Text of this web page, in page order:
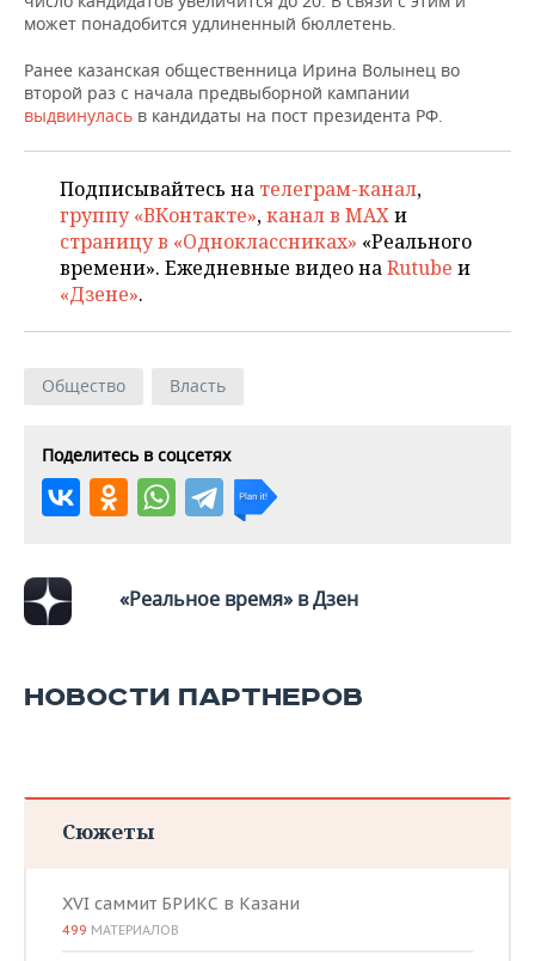
ОПК
ЭНЕРГЕТИКА
ТЕЛЕКОММУНИКАЦИИ
БИЗНЕС-БРАНЧИ
ONLINE-КОНФЕРЕНЦИИ
ОТКРЫТАЯ ЛЕКЦИЯ
ФУТБОЛ
ХОККЕЙ
БАСКЕТБОЛ
ВОЛЕЙБОЛ
ФИГУРНОЕ КАТАНИЕ
ХОККЕЙ С МЯЧОМ
НОВОСТИ ОБЩЕСТВА
ВЛАСТЬ
ИНФРАСТРУКТУРА
ИСТОРИЯ
МЕДИЦИНА
ПРОИСШЕСТВИЯ
ФОТОГАЛЕРЕЯ
СЮЖЕТЫ
СПРАВОЧНИК
СПИСОК ПЕРСОН
ПОЛНАЯ ВЕРСИЯ
может понадобится удлиненный бюллетень.
Ранее казанская общественница Ирина Волынец во
второй раз с начала предвыборной кампании
выдвинулась в кандидаты на пост президента РФ.
Подписывайтесь на телеграм-канал,
группу «ВКонтакте»,канал в MAXи
страницу в «Одноклассниках» «Реального
времени». Ежедневные видео наRutube и
«Дзене».
Общество Власть
Поделитесь в соцсетях
«Реальное время» в Дзен
НОВОСТИ ПАРТНЕРОВ
Сюжеты
XVI саммит БРИКС в Казани
499 МАТЕРИАЛОВ